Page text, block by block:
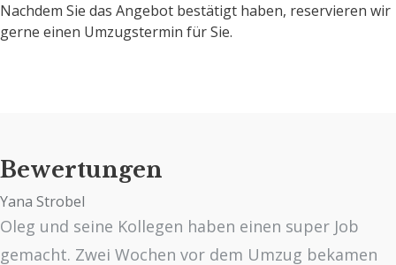
Nachdem Sie das Angebot bestätigt haben, reservieren wir
gerne einen Umzugstermin für Sie.
Bewertungen
Yana Strobel
Oleg und seine Kollegen haben einen super Job
gemacht. Zwei Wochen vor dem Umzug bekamen